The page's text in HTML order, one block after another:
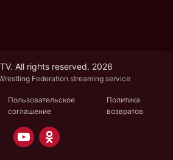
All rights reserved. 2026
Federation streaming service
Пользовательское
соглашение
Политика
возвратов